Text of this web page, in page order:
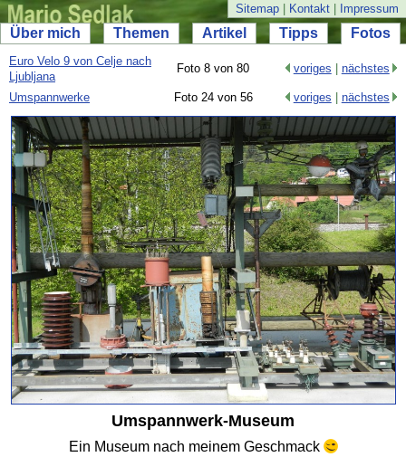
Sitemap Kontakt Impressum
Über mich Themen Artikel Tipps Fotos
Euro Velo 9 von Celje nach
Ljubljana
Foto 8 von 80 voriges nächstes
Umspannwerke Foto 24 von 56 voriges nächstes
Umspannwerk-Museum
Ein Museum nach meinem Geschmack